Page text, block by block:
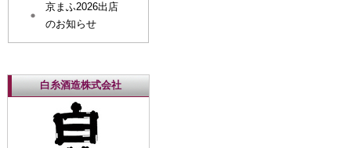
京まふ2026出店
のお知らせ
白糸酒造株式会社